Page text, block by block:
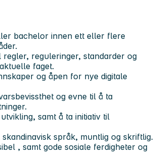
bachelor innen ett eller flere
regler, reguleringer, standarder og
faget.
og åpen for nye digitale
og evne til å ta
samt å ta initiativ til
språk, muntlig og skriftlig.
, samt gode sosiale ferdigheter og